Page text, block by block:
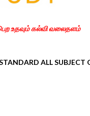
உதவும் கல்வி வலைதளம்
ALL SUBJECT